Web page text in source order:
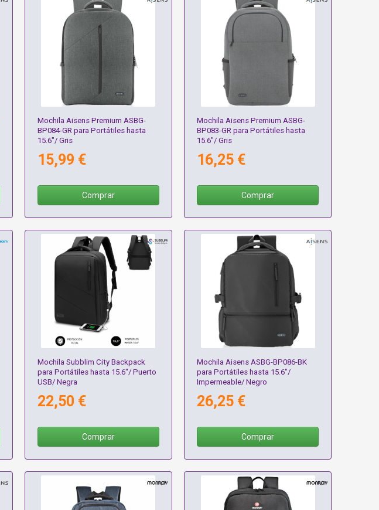
Mochila Aisens Premium ASBG-
BP084-GR para Portátiles hasta
15.6"/ Gris
15,99 €
Comprar
Mochila Aisens Premium ASBG-
BP083-GR para Portátiles hasta
15.6"/ Gris
16,25 €
Comprar
Mochila Subblim City Backpack
para Portátiles hasta 15.6"/ Puerto
USB/ Negra
22,50 €
Comprar
Mochila Aisens ASBG-BP086-BK
para Portátiles hasta 15.6"/
Impermeable/ Negro
26,25 €
Comprar